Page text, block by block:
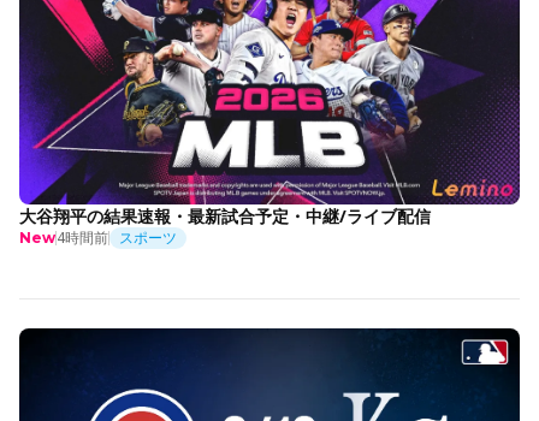
大谷翔平の結果速報・最新試合予定・中継/ライブ配信
New4時間前 スポーツ